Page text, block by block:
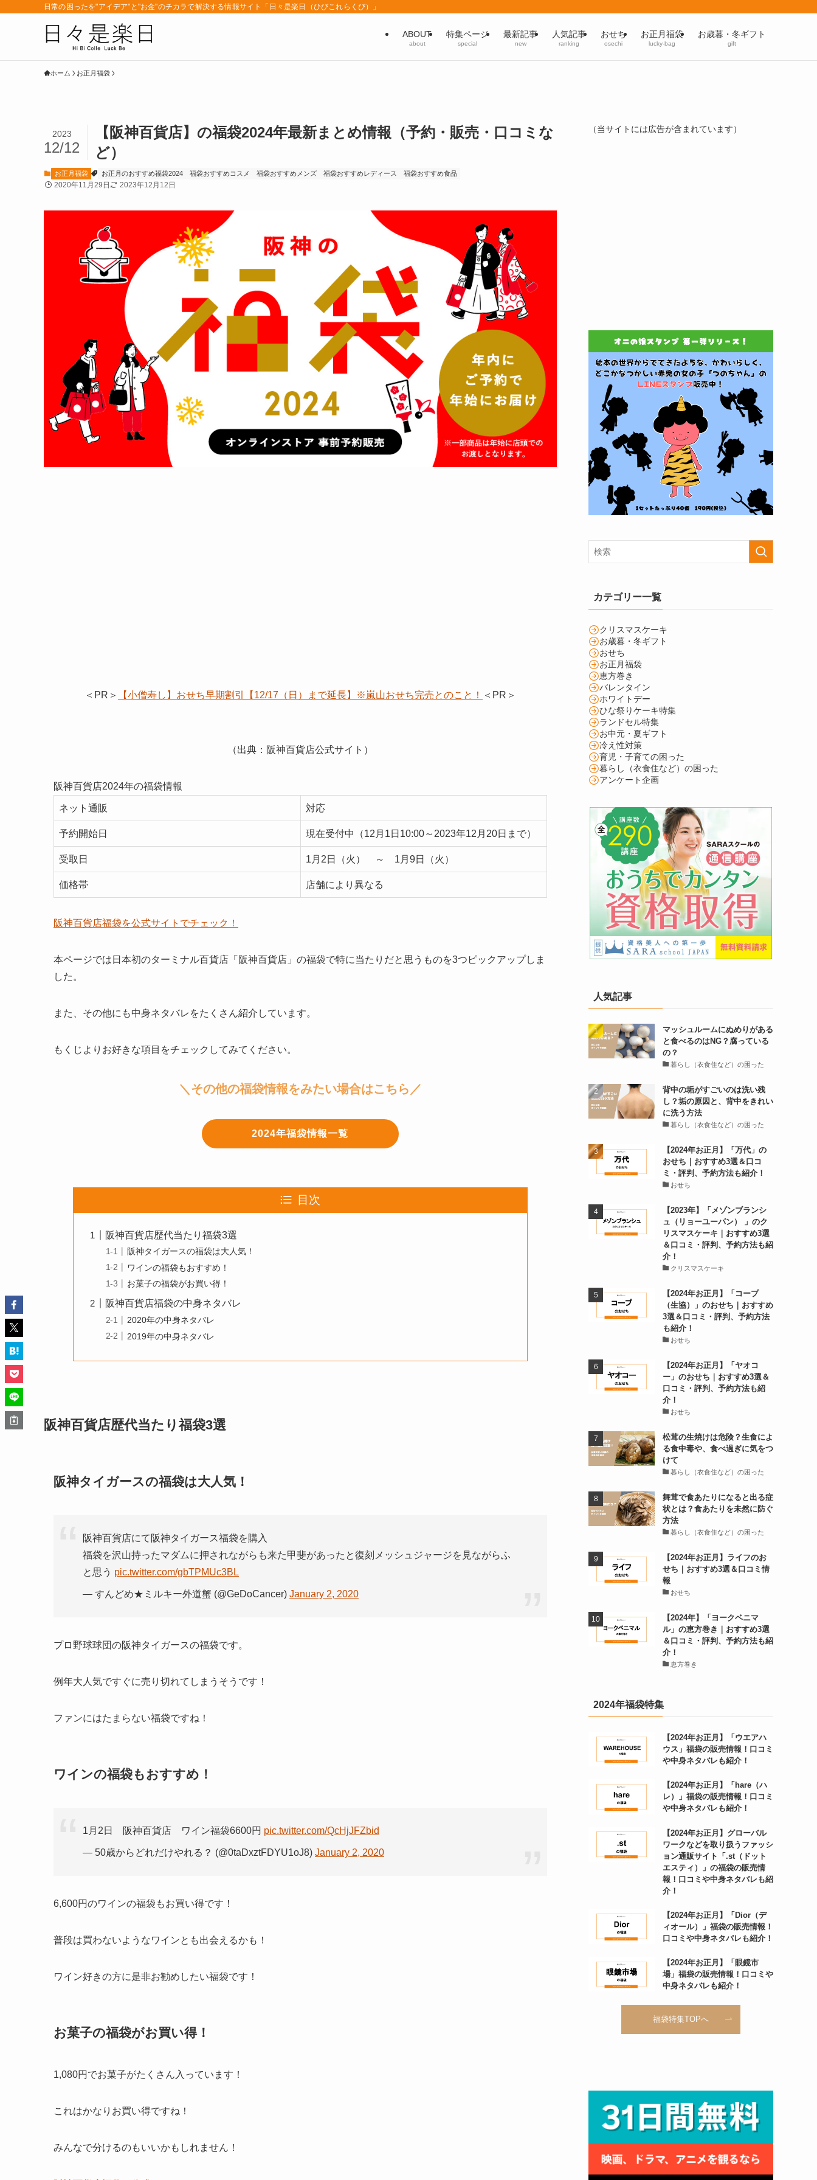
日常の困ったを"アイデア"と"お金"のチカラで解決する情報サイト「日々是楽日（ひびこれらくび）」
ABOUT
about
特集ページ
special
最新記事
new
人気記事
ranking
おせち
osechi
お正月福袋
lucky-bag
お歳暮・冬ギフト
gift
ホーム お正月福袋
【阪神百貨店】の福袋2024年最新まとめ情報（予約・販売・口コミな
ど）
2023
12/12
お正月福袋 お正月のおすすめ福袋2024 福袋おすすめコスメ 福袋おすすめメンズ 福袋おすすめレディース 福袋おすすめ食品
2020年11月29日 2023年12月12日
＜PR＞ 【小僧寿し】おせち早期割引【12/17（日）まで延長】※嵐山おせち完売とのこと！ ＜PR＞
（出典：阪神百貨店公式サイト）
阪神百貨店2024年の福袋情報
ネット通販 対応
予約開始日 現在受付中（12月1日10:00～2023年12月20日まで）
受取日 1月2日（火） ～ 1月9日（火）
価格帯 店舗により異なる
阪神百貨店福袋を公式サイトでチェック！
本ページでは日本初のターミナル百貨店「阪神百貨店」の福袋で特に当たりだと思うものを3つピックアップしま
した。
また、その他にも中身ネタバレをたくさん紹介 しています。
もくじよりお好きな項目をチェックしてみてください。
＼その他の福袋情報をみたい場合はこちら／
2024年福袋情報一覧
目次
阪神百貨店歴代当たり福袋3選
阪神タイガースの福袋は大人気！
ワインの福袋もおすすめ！
お菓子の福袋がお買い得！
阪神百貨店福袋の中身ネタバレ
2020年の中身ネタバレ
2019年の中身ネタバレ
阪神百貨店歴代当たり福袋3選
阪神タイガースの福袋は大人気！
阪神百貨店にて阪神タイガース福袋を購入
福袋を沢山持ったマダムに押されながらも来た甲斐があったと復刻メッシュジャージを見ながらふ
と思う pic.twitter.com/gbTPMUc3BL
— すんどめ★ミルキー外道蟹 (@GeDoCancer) January 2, 2020
プロ野球球団の阪神タイガースの福袋です。
例年大人気ですぐに売り切れてしまうそうです！
ファンにはたまらない福袋ですね！
ワインの福袋もおすすめ！
1月2日 阪神百貨店 ワイン福袋6600円 pic.twitter.com/QcHjJFZbid
— 50歳からどれだけやれる？ (@0taDxztFDYU1oJ8) January 2, 2020
6,600円のワインの福袋もお買い得です！
普段は買わないようなワインとも出会えるかも！
ワイン好きの方に是非お勧めしたい福袋です！
お菓子の福袋がお買い得！
1,080円でお菓子がたくさん入っています！
これはかなりお買い得ですね！
みんなで分けるのもいいかもしれません！
（当サイトには広告が含まれています）
カテゴリー一覧
クリスマスケーキ
お歳暮・冬ギフト
おせち
お正月福袋
恵方巻き
バレンタイン
ホワイトデー
ひな祭りケーキ特集
ランドセル特集
お中元・夏ギフト
冷え性対策
育児・子育ての困った
暮らし（衣食住など）の困った
アンケート企画
人気記事
マッシュルームにぬめりがある
と食べるのはNG？腐っている
の？
暮らし（衣食住など）の困った
背中の垢がすごいのは洗い残
し？垢の原因と、背中をきれい
に洗う方法
暮らし（衣食住など）の困った
【2024年お正月】「万代」の
おせち｜おすすめ3選＆口コ
ミ・評判、予約方法も紹介！
おせち
【2023年】「メゾンブランシ
ュ（リョーユーパン） 」のク
リスマスケーキ｜おすすめ3選
＆口コミ・評判、予約方法も紹
介！
クリスマスケーキ
【2024年お正月】「コープ
（生協）」のおせち｜おすすめ
3選＆口コミ・評判、予約方法
も紹介！
おせち
【2024年お正月】「ヤオコ
ー」のおせち｜おすすめ3選＆
口コミ・評判、予約方法も紹
介！
おせち
松茸の生焼けは危険？生食によ
る食中毒や、食べ過ぎに気をつ
けて
暮らし（衣食住など）の困った
舞茸で食あたりになると出る症
状とは？食あたりを未然に防ぐ
方法
暮らし（衣食住など）の困った
【2024年お正月】ライフのお
せち｜おすすめ3選＆口コミ情
報
おせち
【2024年】「ヨークベニマ
ル」の恵方巻き｜おすすめ3選
＆口コミ・評判、予約方法も紹
介！
恵方巻き
2024年福袋特集
【2024年お正月】「ウエアハ
ウス」福袋の販売情報！口コミ
や中身ネタバレも紹介！
【2024年お正月】「hare（ハ
レ）」福袋の販売情報！口コミ
や中身ネタバレも紹介！
【2024年お正月】グローバル
ワークなどを取り扱うファッシ
ョン通販サイト「.st（ドット
エスティ）」の福袋の販売情
報！口コミや中身ネタバレも紹
介！
【2024年お正月】「Dior（デ
ィオール）」福袋の販売情報！
口コミや中身ネタバレも紹介！
【2024年お正月】「眼鏡市
場」福袋の販売情報！口コミや
中身ネタバレも紹介！
福袋特集TOPへ